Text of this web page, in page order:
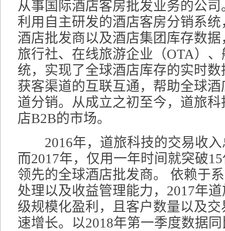
从事国际酒店客房批发业务的公
利用自主研发的酒店客房分销系
酒店批发商以及酒店集团库存数
旅行社、在线旅游企业（OTA）
统，实现了全球酒店库存的实时
获客渠道的互联互通，帮助全球
道分销。从成立之初至今，道旅
店B2B的市场。
2016年，道旅科技的交易收入
而2017年，仅用一年时间就突破
领先的全球酒店批发商。 依赖于
处理以及收益管理能力，2017年
级规模化盈利，且客户数量以及
速增长。以2018年第一季度数据